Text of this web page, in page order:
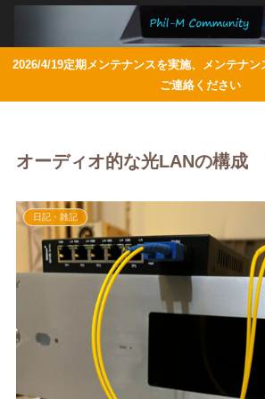
2026/4/19定期メンテナンスを実施、メンテナ
ご連絡ください
オーディオ的な光LANの構成
日記・雑記